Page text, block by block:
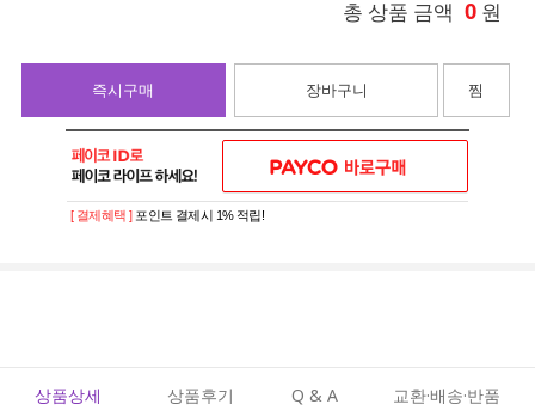
총 상품 금액 0 원
즉시구매 장바구니 찜
[ 결제혜택 ] 포인트 결제시 1% 적립!
상품상세 상품후기 Q & A 교환·배송·반품